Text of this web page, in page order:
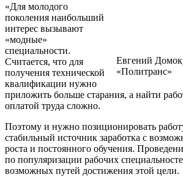
Евгений
«Политранс»
«Для молодого
поколения наибольший
интерес вызывают
«модные»
специальности.
Считается, что для
получения технической
квалификации нужно
приложить больше старания, а найти
оплатой труда сложно.
Поэтому и нужно позиционировать
стабильный источник заработка с
роста и постоянного обучения.
по популяризации рабочих
возможных путей достижения этой цели.